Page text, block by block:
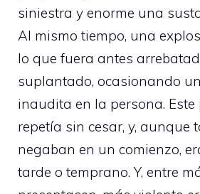
siniestra y enorme una
Al mismo tiempo, una
lo que fuera antes
suplantado, ocasionando
inaudita en la persona. Este
repetía sin cesar, y, aunque
negaban en un comienzo,
tarde o temprano. Y, entre